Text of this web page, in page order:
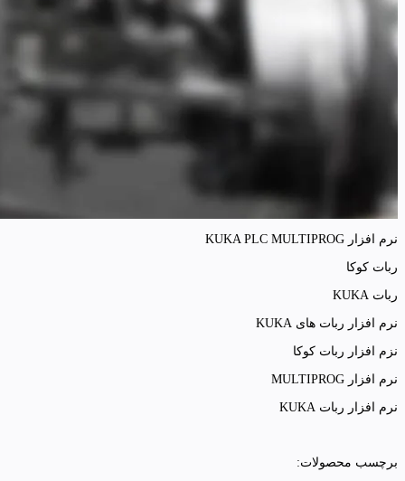
نرم افزار KUKA PLC MULTIPROG
ربات کوکا
ربات KUKA
نرم افزار ربات های KUKA
نزم افزار ربات کوکا
نرم افزار MULTIPROG
نرم افزار ربات KUKA
برچسب محصولات: